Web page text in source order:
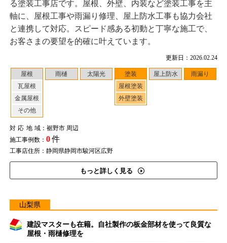
更新日：2026.02.24
屋根
瓦屋根
金属屋根
その他
雨樋 太陽光
塗装
屋根塗装
外壁塗装
屋上防水 雨漏り
対応地域：裾野市 周辺
施工事例数： 0件
工事店住所：静岡県静岡市駿河区広野
もっと詳しく見る
る塗装工事店です。屋根、外壁、内装など塗装工事を主
軸に、屋根工事や雨漏り修理、屋上防水工事も協力会社
と連携して対応。スピード感ある初動と丁寧な施工で、
お客さまの要望を的確に叶えています。
山梨県
建設マスターも在籍。自社製作の板金部材を使って良質な
屋根・雨樋修理を